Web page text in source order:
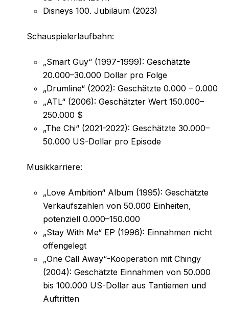
Disneys 100. Jubiläum (2023)
Schauspielerlaufbahn:
„Smart Guy“ (1997-1999): Geschätzte
20.000–30.000 Dollar pro Folge
„Drumline“ (2002): Geschätzte 0.000 – 0.000
„ATL“ (2006): Geschätzter Wert 150.000–
250.000 $
„The Chi“ (2021-2022): Geschätzte 30.000–
50.000 US-Dollar pro Episode
Musikkarriere:
„Love Ambition“ Album (1995): Geschätzte
Verkaufszahlen von 50.000 Einheiten,
potenziell 0.000–150.000
„Stay With Me“ EP (1996): Einnahmen nicht
offengelegt
„One Call Away“-Kooperation mit Chingy
(2004): Geschätzte Einnahmen von 50.000
bis 100.000 US-Dollar aus Tantiemen und
Auftritten